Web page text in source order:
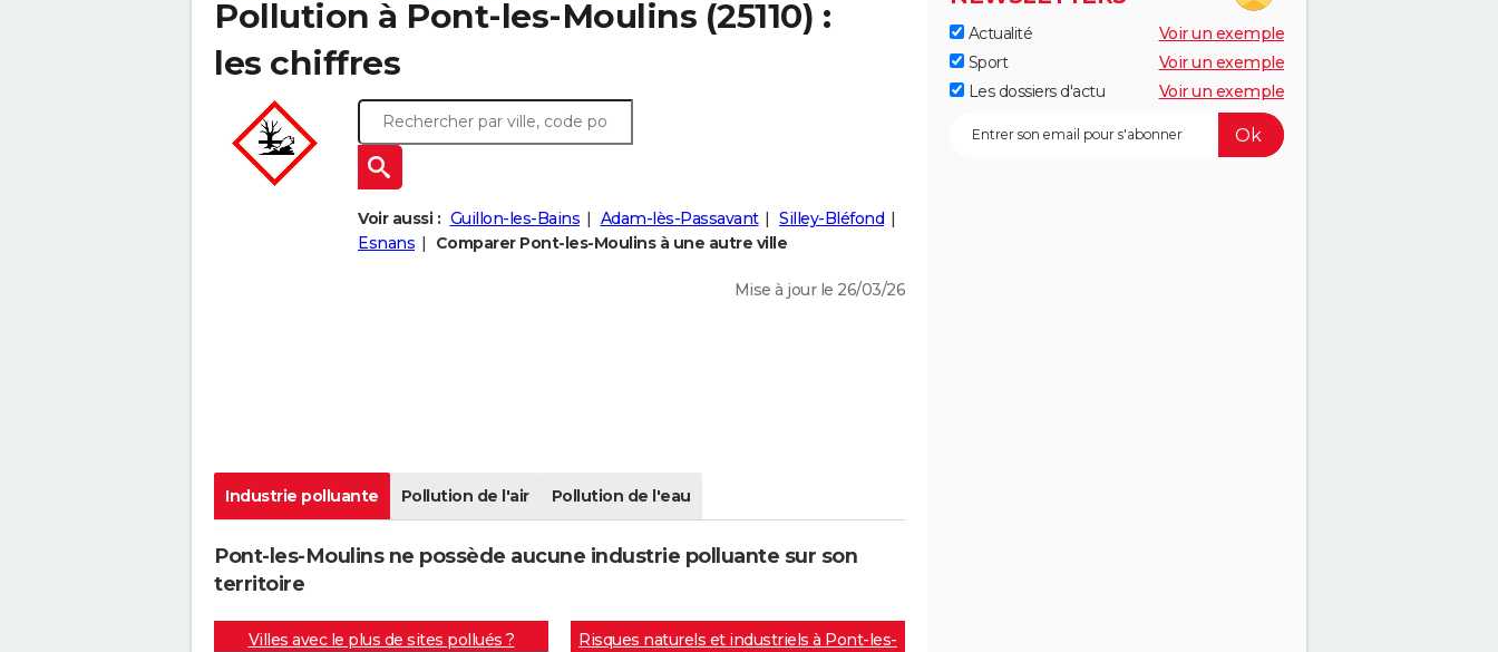
Pollution à Pont-les-Moulins (25110) :
les chiffres
Voir aussi : Guillon-les-Bains Adam-lès-Passavant
Silley-Bléfond
Esnans
Comparer Pont-les-Moulins à une autre ville
Mise à jour le 26/03/26
Industrie polluante Pollution de l'air Pollution de l'eau
Pont-les-Moulins ne possède aucune industrie polluante sur son
territoire
Villes avec le plus de sites pollués ?
Risques naturels et industriels à Pont-les-
Actualité
Voir un exemple
Sport
Voir un exemple
Les dossiers d'actu
Voir un exemple